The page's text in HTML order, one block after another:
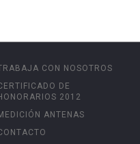
CON NOSOTROS
DE
2012
ANTENAS